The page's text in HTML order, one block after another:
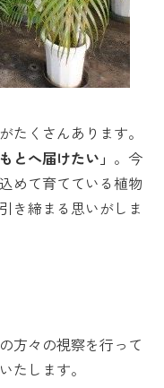
たくさんあります。
とへ届けたい」 。今
めて育てている植物
き締まる思いがしま
方々の視察を行って
たします。